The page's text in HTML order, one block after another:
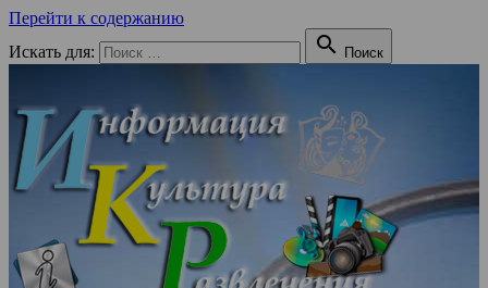
Перейти к содержанию
Искать для:
 Поиск